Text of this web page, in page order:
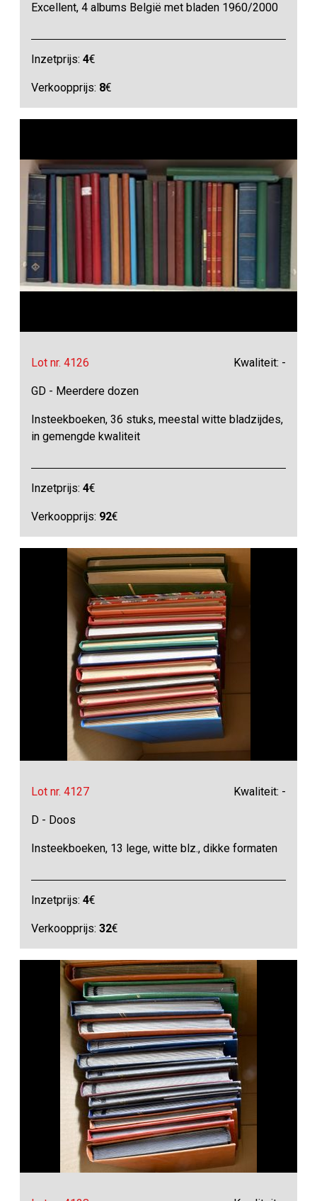
Excellent, 4 albums België met bladen 1960/2000
Inzetprijs:4€
Verkoopprijs: 8€
Lot nr. 4126 Kwaliteit: -
GD - Meerdere dozen
Insteekboeken, 36 stuks, meestal witte bladzijdes,
in gemengde kwaliteit
Inzetprijs:4€
Verkoopprijs: 92€
Lot nr. 4127 Kwaliteit: -
D - Doos
Insteekboeken, 13 lege, witte blz., dikke formaten
Inzetprijs:4€
Verkoopprijs:32€